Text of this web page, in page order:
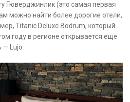
Гюверджинлик (это самая первая
можно найти более дорогие отели,
Titanic Deluxe Bodrum, который
году в регионе открывается еще
— Lujo.